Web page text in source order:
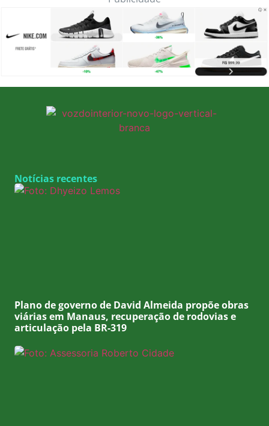
Notícias recentes
Plano de governo de David Almeida propõe obras
viárias em Manaus, recuperação de rodovias e
articulação pela BR-319